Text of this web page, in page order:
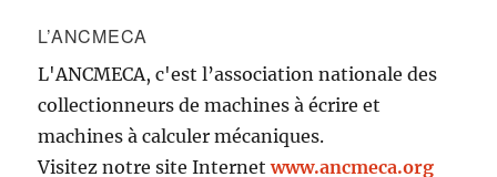
L’ANCMECA
L'ANCMECA, c'est l’association nationale des
collectionneurs de machines à écrire et
machines à calculer mécaniques.
Visitez notre site Internetwww.ancmeca.org